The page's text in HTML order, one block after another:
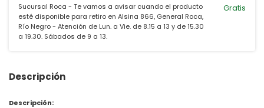
Sucursal Roca - Te vamos a avisar cuando el producto
esté disponible para retiro en Alsina 866, General Roca,
Río Negro - Atención de Lun. a Vie. de 8.15 a 13 y de 15.30
a 19.30. Sábados de 9 a 13.
Gratis
Descripción
Descripción: